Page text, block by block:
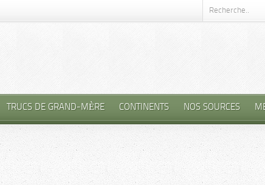
TRUCS DE GRAND-MÈRE CONTINENTS NOS SOURCES